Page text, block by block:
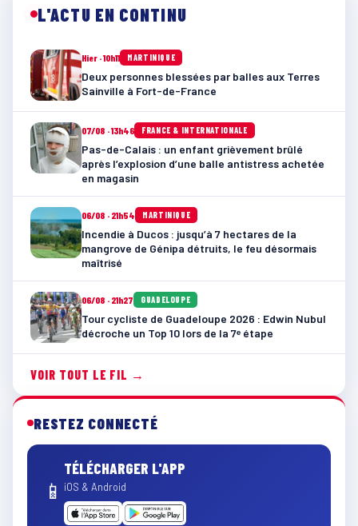
L'ACTU EN CONTINU
Hier · 10h11 MARTINIQUE
Deux personnes blessées par balles aux Terres
Sainville à Fort-de-France
07/08 · 13h46 FRANCE & INTERNATIONALE
Pas-de-Calais : un enfant grièvement brûlé
après l’explosion d’une balle antistress achetée
en magasin
06/08 · 21h54 MARTINIQUE
Incendie à Ducos : jusqu’à 7 hectares de la
mangrove de Génipa détruits, le feu désormais
maîtrisé
06/08 · 21h27 GUADELOUPE
Tour cycliste de Guadeloupe 2026 : Edwin Nubul
décroche un Top 10 lors de la 7ᵉ étape
VOIR TOUT LE FIL →
RESTEZ CONNECTÉ
📱
TÉLÉCHARGER L'APP
iOS & Android